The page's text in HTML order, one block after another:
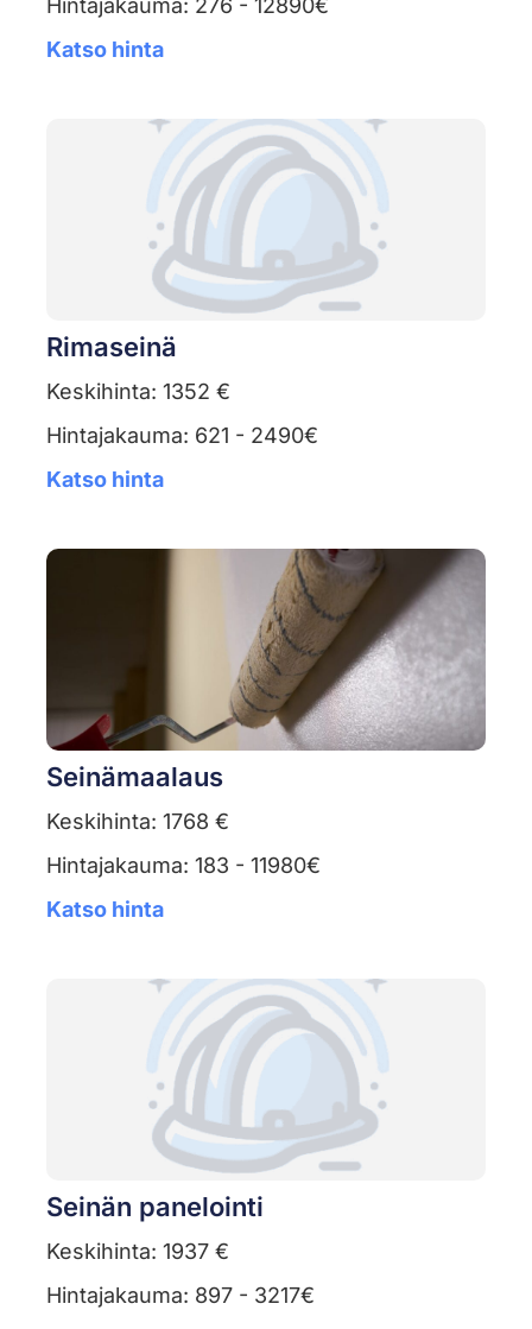
Hintajakauma: 276 - 12890€
Katso hinta
Rimaseinä
Keskihinta: 1352 €
Hintajakauma: 621 - 2490€
Katso hinta
Seinämaalaus
Keskihinta: 1768 €
Hintajakauma: 183 - 11980€
Katso hinta
Seinän panelointi
Keskihinta: 1937 €
Hintajakauma: 897 - 3217€